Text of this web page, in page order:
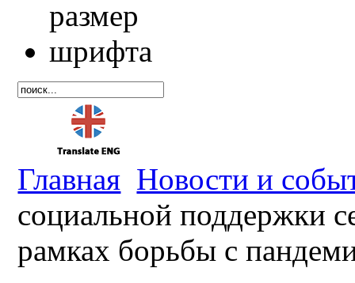
Главная Новости и
социальной поддержки
рамках борьбы с